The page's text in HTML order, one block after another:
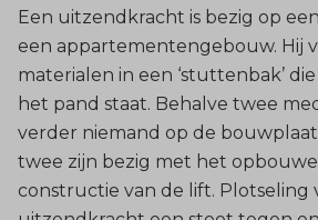
Een uitzendkracht is bezig op
een appartementengebouw. Hij
materialen in een ‘stuttenbak’
het pand staat. Behalve twee
verder niemand op de
twee zijn bezig met het
constructie van de lift. Plotseling